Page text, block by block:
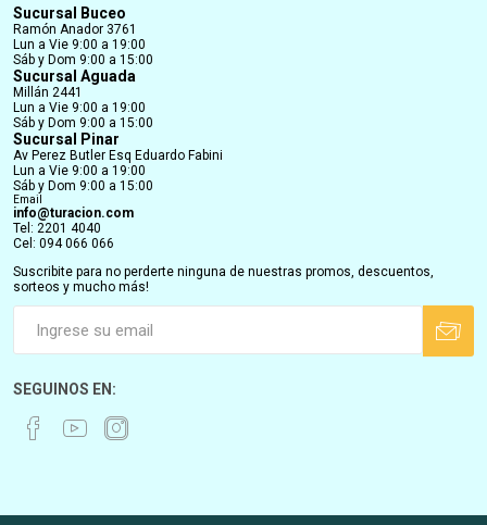
Sucursal Buceo
Ramón Anador 3761
Lun a Vie 9:00 a 19:00
Sáb y Dom 9:00 a 15:00
Sucursal Aguada
Millán 2441
Lun a Vie 9:00 a 19:00
Sáb y Dom 9:00 a 15:00
Sucursal Pinar
Av Perez Butler Esq Eduardo Fabini
Lun a Vie 9:00 a 19:00
Sáb y Dom 9:00 a 15:00
Email
info@turacion.com
Tel: 2201 4040
Cel: 094 066 066
Suscribite para no perderte ninguna de nuestras promos, descuentos,
sorteos y mucho más!
SEGUINOS EN: